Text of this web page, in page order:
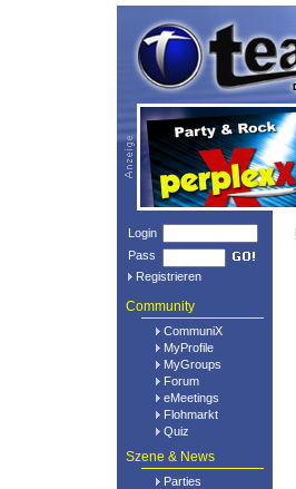
Login
Pass
Registrieren
Community
CommuniX
MyProfile
MyGroups
Forum
eMeetings
Flohmarkt
Quiz
Szene & News
Parties